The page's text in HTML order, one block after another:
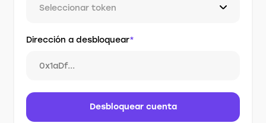
Seleccionar token
Dirección a desbloquear*
Desbloquear cuenta